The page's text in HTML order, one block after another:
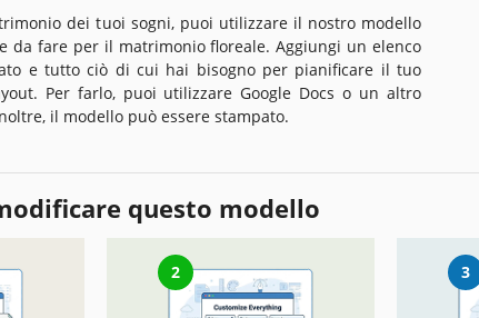
dei tuoi sogni, puoi utilizzare il nostro modello
da fare per il matrimonio floreale. Aggiungi un elenco
e tutto ciò di cui hai bisogno per pianificare il tuo
Per farlo, puoi utilizzare Google Docs o un altro
il modello può essere stampato.
questo modello
2 3